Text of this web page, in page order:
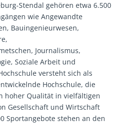
Stendal gehören etwa 6.500
wie Angewandte
Bauingenieurwesen,
Journalismus,
Soziale Arbeit und
versteht sich als
Hochschule, die
hoher Qualität in vielfältigen
Gesellschaft und Wirtschaft
Sportangebote stehen an den